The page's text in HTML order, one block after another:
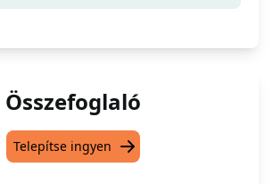
Összefoglaló
Telepítse ingyen